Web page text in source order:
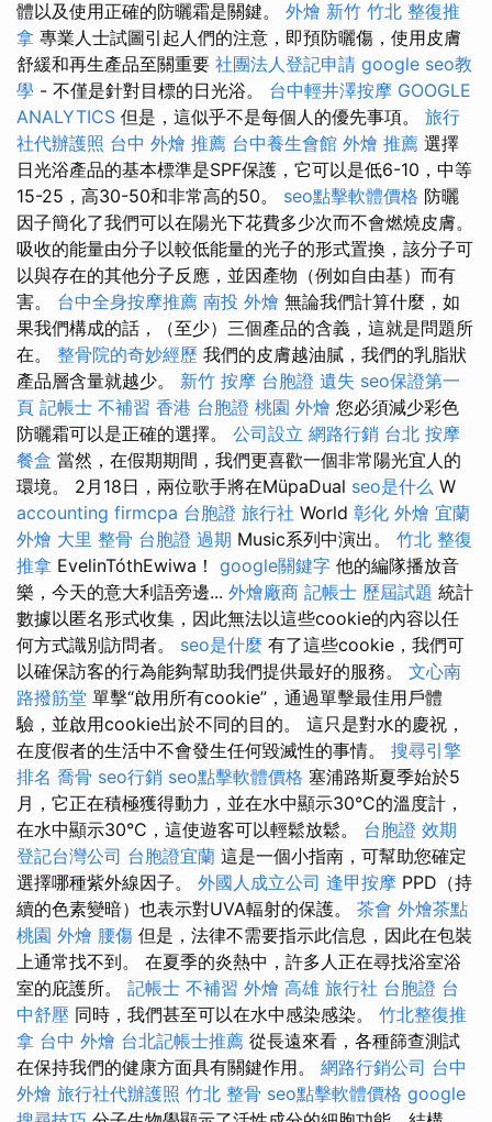
體以及使用正確的防曬霜是關鍵。 外燴 新竹 竹北 整復推
拿 專業人士試圖引起人們的注意，即預防曬傷，使用皮膚
舒緩和再生產品至關重要 社團法人登記申請 google seo教
學 - 不僅是針對目標的日光浴。 台中輕井澤按摩 GOOGLE
ANALYTICS 但是，這似乎不是每個人的優先事項。 旅行
社代辦護照 台中 外燴 推薦 台中養生會館 外燴 推薦 選擇
日光浴產品的基本標準是SPF保護，它可以是低6-10，中等
15-25，高30-50和非常高的50。 seo點擊軟體價格 防曬
因子簡化了我們可以在陽光下花費多少次而不會燃燒皮膚。
吸收的能量由分子以較低能量的光子的形式置換，該分子可
以與存在的其他分子反應，並因產物（例如自由基）而有
害。 台中全身按摩推薦 南投 外燴 無論我們計算什麼，如
果我們構成的話，（至少）三個產品的含義，這就是問題所
在。 整骨院的奇妙經歷 我們的皮膚越油膩，我們的乳脂狀
產品層含量就越少。 新竹 按摩 台胞證 遺失 seo保證第一
頁 記帳士 不補習 香港 台胞證 桃園 外燴 您必須減少彩色
防曬霜可以是正確的選擇。 公司設立 網路行銷 台北 按摩
餐盒 當然，在假期期間，我們更喜歡一個非常陽光宜人的
環境。 2月18日，兩位歌手將在MüpaDual seo是什么 W
accounting firmcpa 台胞證 旅行社 World 彰化 外燴 宜蘭
外燴 大里 整骨 台胞證 過期 Music系列中演出。 竹北 整復
推拿 EvelinTóthEwiwa！ google關鍵字 他的編隊播放音
樂，今天的意大利語旁邊... 外燴廠商 記帳士 歷屆試題 統計
數據以匿名形式收集，因此無法以這些cookie的內容以任
何方式識別訪問者。 seo是什麼 有了這些cookie，我們可
以確保訪客的行為能夠幫助我們提供最好的服務。 文心南
路撥筋堂 單擊“啟用所有cookie”，通過單擊最佳用戶體
驗，並啟用cookie出於不同的目的。 這只是對水的慶祝，
在度假者的生活中不會發生任何毀滅性的事情。 搜尋引擎
排名 喬骨 seo行銷 seo點擊軟體價格 塞浦路斯夏季始於5
月，它正在積極獲得動力，並在水中顯示30°C的溫度計，
在水中顯示30°C，這使遊客可以輕鬆放鬆。 台胞證 效期
登記台灣公司 台胞證宜蘭 這是一個小指南，可幫助您確定
選擇哪種紫外線因子。 外國人成立公司 逢甲按摩 PPD（持
續的色素變暗）也表示對UVA輻射的保護。 茶會 外燴茶點
桃園 外燴 腰傷 但是，法律不需要指示此信息，因此在包裝
上通常找不到。 在夏季的炎熱中，許多人正在尋找浴室浴
室的庇護所。 記帳士 不補習 外燴 高雄 旅行社 台胞證 台
中舒壓 同時，我們甚至可以在水中感染感染。 竹北整復推
拿 台中 外燴 台北記帳士推薦 從長遠來看，各種篩查測試
在保持我們的健康方面具有關鍵作用。 網路行銷公司 台中
外燴 旅行社代辦護照 竹北 整骨 seo點擊軟體價格 google